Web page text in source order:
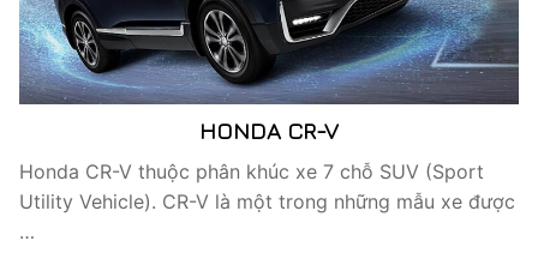
HONDA CR-V
Honda CR-V thuộc phân khúc xe 7 chỗ SUV (Sport
Utility Vehicle). CR-V là một trong những mẫu xe được
…